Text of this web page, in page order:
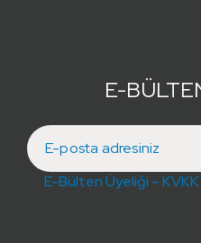
E-
E-Bülten Üyeliği –